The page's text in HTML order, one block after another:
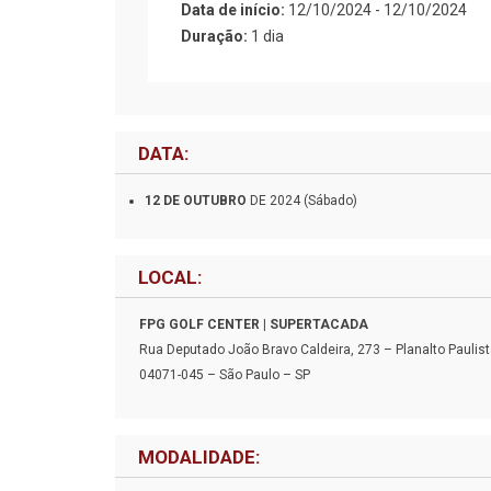
Data de início: 12/10/2024 - 12/10/2024
Duração: 1 dia
DATA:
12 DE OUTUBRO DE 2024 (Sábado)
LOCAL:
FPG GOLF CENTER | SUPERTACADA
Rua Deputado João Bravo Caldeira, 273 – Planalto
04071-045 – São Paulo – SP
MODALIDADE: